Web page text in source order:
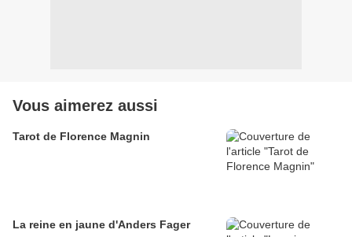
Vous aimerez aussi
Tarot de Florence Magnin
La reine en jaune d'Anders Fager